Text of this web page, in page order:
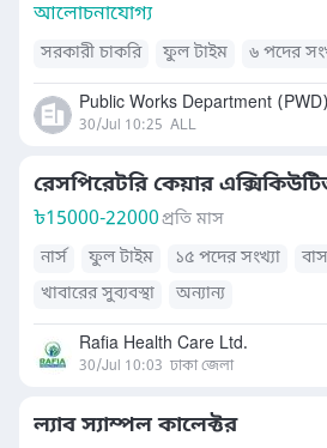
আলোচনাযোগ্য
সরকারী চাকরি ফুল টাইম ৬ পদের
Public Works Department (PWD)
30/Jul 10:25 ALL
রেসপিরেটরি কেয়ার
৳15000-22000প্রতি মাস
নার্স
ফুল টাইম ১৫ পদের সংখ্যা
খাবারের সুব্যবস্থা
অন্যান্য
Rafia Health Care Ltd.
30/Jul 10:03 ঢাকা জেলা
ল্যাব স্যাম্পল কালেক্টর